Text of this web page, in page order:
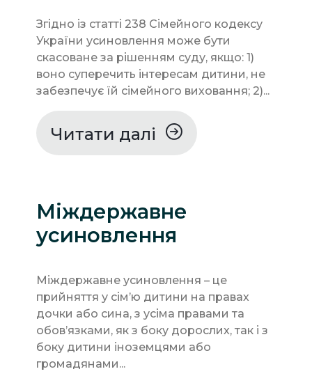
Згідно із статті 238 Сімейного кодексу
України усиновлення може бути
скасоване за рішенням суду, якщо: 1)
воно суперечить інтересам дитини, не
забезпечує їй сімейного виховання; 2)...
Читати далі
Міждержавне
усиновлення
Міждержавне усиновлення – це
прийняття у сім’ю дитини на правах
дочки або сина, з усіма правами та
обов’язками, як з боку дорослих, так і з
боку дитини іноземцями або
громадянами...